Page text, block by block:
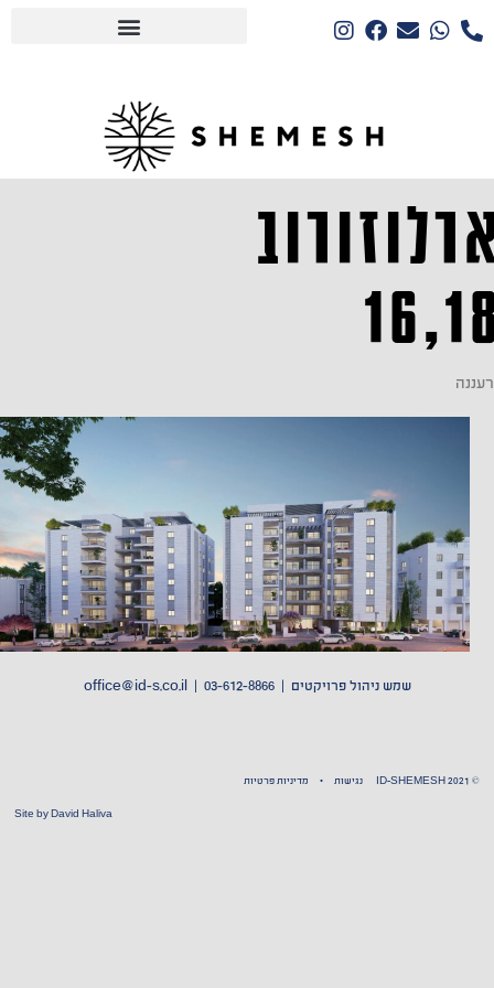
רעננה
שמש ניהול פרויקטים |03-612-8866 | office
@id-s.co.il
© ID-SHEMESH 2021 נגישות • מדיניות פרטיות
Site byDavid Haliva